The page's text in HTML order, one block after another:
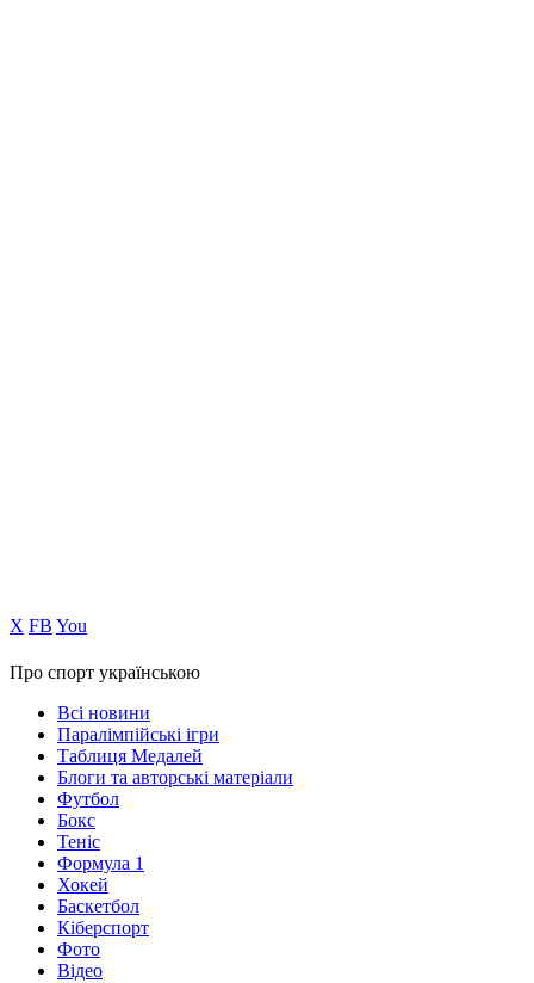
Х FB You
Про спорт українською
Всі новини
Паралімпійські ігри
Таблиця Медалей
Блоги та авторські матеріали
Футбол
Бокс
Теніс
Формула 1
Хокей
Баскетбол
Кіберспорт
Фото
Відео